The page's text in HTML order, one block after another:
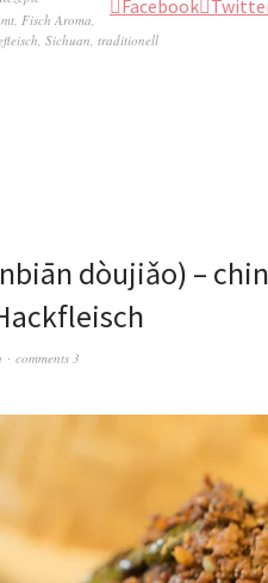
Facebook
, Fisch Aroma,
, Sichuan, traditionell
dòujiǎo) –
comments 3